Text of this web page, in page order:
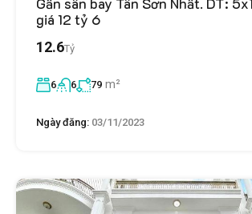
giá 12 tỷ 6
12.6Tỷ
6 6 79 m²
Ngày đăng: 03/11/2023